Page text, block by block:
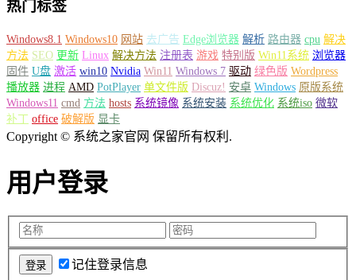
热门标签
Windows8.1 Windows10 网站 去广告 Edge浏览器 解析 路由器 cpu 解决
方法 SEO 更新 Linux 解决方法 注册表 游戏 特别版 Win11系统 浏览器
固件 U盘 激活 win10 Nvidia Win11 Windows 7 驱动 绿色版 Wordpress
播放器 进程 AMD PotPlayer 单文件版 Discuz! 安卓 Windows 原版系统
Windows11 cmd 方法 hosts 系统镜像 系统安装 系统优化 系统iso 微软
补丁 office 破解版 显卡
Copyright © 系统之家官网 保留所有权利.
用户登录
记住登录信息